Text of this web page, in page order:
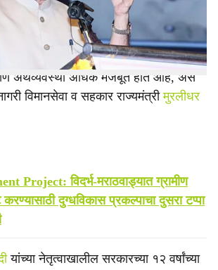
सहकार मंत्रालयाची स्थापना करण्यात आली.
लोकसंख्या सहकाराशी जोडली गेली
अर्थव्यवस्था अधिक मजबूत होत आहे, असे
विमानसेवा व सहकार राज्यमंत्रीमुरलीधर
Project: विदर्भ-मराठवाड्यात ग्रामीण
दुग्धविकास प्रकल्पाचा दुसरा टप्पा
यांच्या नेतृत्वाखालील सरकारच्या १२ वर्षांच्या